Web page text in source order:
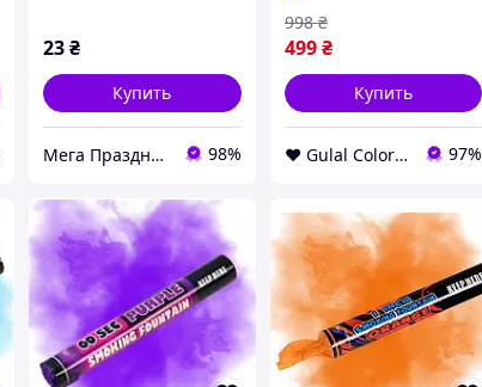
23₴
Купить
Мега Праздник – магазин аксессуаров для праздника и все для оформления воздушными шарами ОПТ. 98%
499 ₴
998 ₴
Купить
❤️ Gulal Colors ❤️ 97%